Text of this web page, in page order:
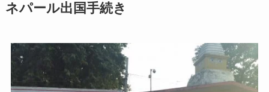
ネパール出国手続き